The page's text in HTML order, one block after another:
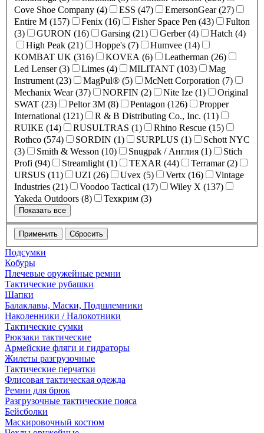
Cove Shoe Company (4)
ESS (47)
EmersonGear (27)
Entire M (157)
Fenix (16) Fisher Space Pen (43)
Fulton
(3)
GURON (16) Garsing (21) Gerber (4)
Hatch (4)
High Peak (21)
Hoppe's (7)
Humvee (14)
KOMBAT UK (316)
KOVEA (6)
Leatherman (26)
Led Lenser (3)
Limes (4) MILITANT (103)
Mag
Instrument (23)
MagPul® (5)
McNett Corporation (7)
Mechanix Wear (37)
NORFIN (2) Nite Ize (1)
Original
SWAT (23)
Peltor 3M (8) Pentagon (126)
Propper
International (121)
R & B Distributing Co., Inc. (11)
RUIKE (14)
RUSULTRAS (1)
Rhino Rescue (15)
Rothco (574)
SORDIN (1) SURPLUS (1)
Schott NYC
(3)
Smith & Wesson (10) Snugpak / Англия (1)
Stich
Profi (94)
Streamlight (1) TEXAR (44)
Terramar (2)
URSUS (11)
UZI (26) Uvex (5) Vertx (16)
Vintage
Industries (21)
Voodoo Tactical (17)
Wiley X (137)
Yakeda Outdoors (8)
Техкрим (3)
Показать все
Применить Сбросить
Подсумки
Кобуры
Плечевые оружейные ремни
Тактические рубашки
Шапки
Балаклавы, Маски, Подшлемники
Наколенники / Налокотники
Тактические сумки
Рюкзаки тактические
Армейские фляги и гидраторы
Жилеты разгрузочные
Тактические перчатки
Флисовая тактическая одежда
Ремни для брюк
Разгрузочные тактические пояса
Бейсболки
Маскировочный костюм